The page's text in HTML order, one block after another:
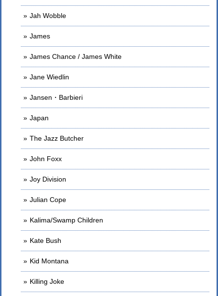
Jah Wobble
James
James Chance / James White
Jane Wiedlin
Jansen・Barbieri
Japan
The Jazz Butcher
John Foxx
Joy Division
Julian Cope
Kalima/Swamp Children
Kate Bush
Kid Montana
Killing Joke